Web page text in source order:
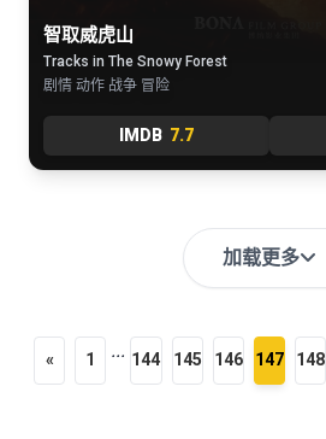
智取威虎山
Tracks in The Snowy Forest
剧情 动作 战争 冒险
IMDB 7.7
加载更多
« 1 ... 144 145 146 147 148